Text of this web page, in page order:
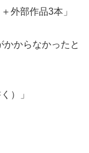
外部作品3本」
からなかったと
）」